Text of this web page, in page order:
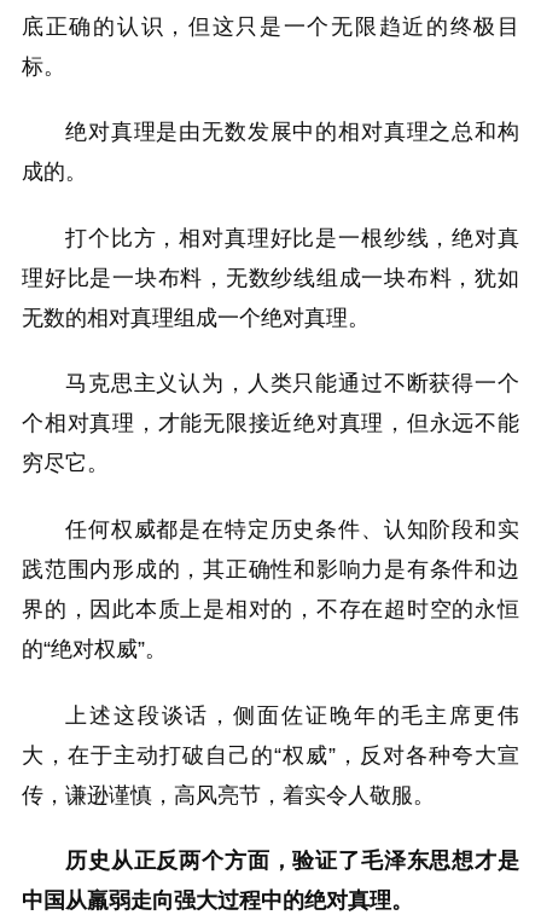
底正确的认识，但这只是一个无限趋近的终极目
标。
绝对真理是由无数发展中的相对真理之总和构
成的。
打个比方，相对真理好比是一根纱线，绝对真
理好比是一块布料，无数纱线组成一块布料，犹如
无数的相对真理组成一个绝对真理。
马克思主义认为，人类只能通过不断获得一个
个相对真理，才能无限接近绝对真理，但永远不能
穷尽它。
任何权威都是在特定历史条件、认知阶段和实
践范围内形成的，其正确性和影响力是有条件和边
界的，因此本质上是相对的，不存在超时空的永恒
的“绝对权威”。
上述这段谈话，侧面佐证晚年的毛主席更伟
大，在于主动打破自己的“权威”，反对各种夸大宣
传，谦逊谨慎，高风亮节，着实令人敬服。
历史从正反两个方面，验证了毛泽东思想才是
中国从羸弱走向强大过程中的绝对真理。